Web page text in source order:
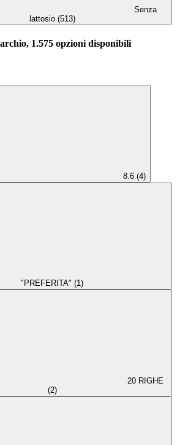
Senza
lattosio (513)
1.575 opzioni disponibili
8.6 (4)
"PREFERITA" (1)
20 RIGHE
(2)